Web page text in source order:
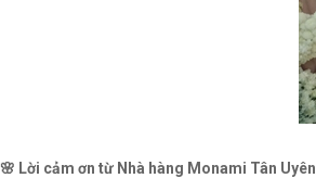
🌸 Lời cảm ơn từ Nhà hàng Monami Tân